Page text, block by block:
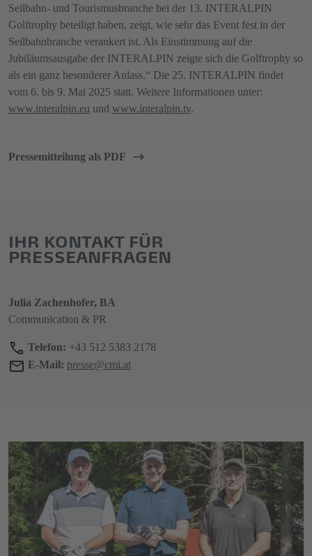
Seilbahn- und Tourismusbranche bei der 13. INTERALPIN
Golftrophy beteiligt haben, zeigt, wie sehr das Event fest in der
Seilbahnbranche verankert ist. Als Einstimmung auf die
Jubiläumsausgabe der INTERALPIN zeigte sich die Golftrophy so
als ein ganz besonderer Anlass.“ Die 25. INTERALPIN findet
vom 6. bis 9. Mai 2025 statt. Weitere Informationen unter:
www.interalpin.eu und www.interalpin.tv.
Pressemitteilung als PDF
IHR KONTAKT FÜR
PRESSEANFRAGEN
Julia Zachenhofer, BA
Communication & PR
Telefon: +43 512 5383 2178
E-Mail: presse@cmi.at
Istvan Szalai (Doppelmayr), Markus Beck
(Head of department for continuous-
movement monocable, Doppelmayr), Gerhard
Gassner (Geschäftsführung Doppelmayr)
(v.l.n.r.)